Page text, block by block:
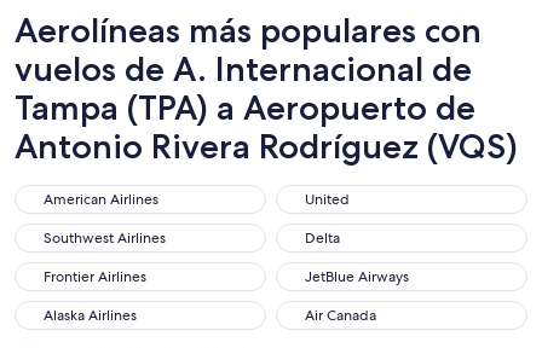
Aerolíneas más populares con
vuelos de A. Internacional de
Tampa (TPA) a Aeropuerto de
Antonio Rivera Rodríguez (VQS)
American Airlines
American Airlines United
United
Southwest Airlines
Southwest Airlines Delta
Delta
Frontier Airlines
Frontier Airlines JetBlue Airways
JetBlue Airways
Alaska Airlines
Alaska Airlines Air Canada
Air Canada